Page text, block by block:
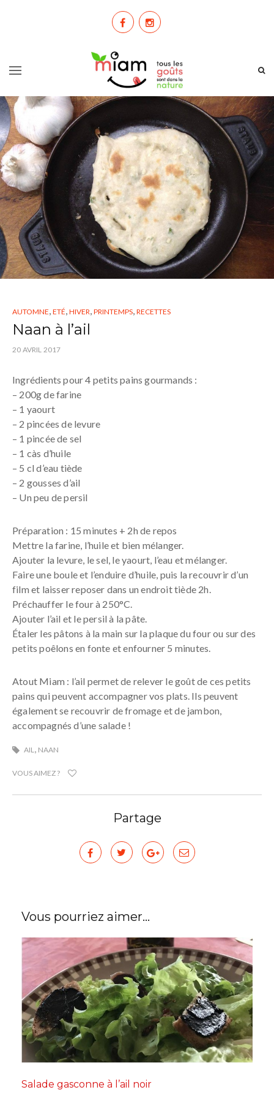
AUTOMNE, ETÉ, HIVER, PRINTEMPS, RECETTES
Naan à l’ail
20 AVRIL 2017
Ingrédients pour 4 petits pains gourmands :
– 200g de farine
– 1 yaourt
– 2 pincées de levure
– 1 pincée de sel
– 1 càs d’huile
– 5 cl d’eau tiède
– 2 gousses d’ail
– Un peu de persil
Préparation : 15 minutes + 2h de repos
Mettre la farine, l’huile et bien mélanger.
Ajouter la levure, le sel, le yaourt, l’eau et mélanger.
Faire une boule et l’enduire d’huile, puis la recouvrir d’un
film et laisser reposer dans un endroit tiède 2h.
Préchauffer le four à 250°C.
Ajouter l’ail et le persil à la pâte.
Étaler les pâtons à la main sur la plaque du four ou sur des
petits poêlons en fonte et enfourner 5 minutes.
Atout Miam : l’ail permet de relever le goût de ces petits
pains qui peuvent accompagner vos plats. Ils peuvent
également se recouvrir de fromage et de jambon,
accompagnés d’une salade !
AIL, NAAN
VOUS AIMEZ ?
Partage
Vous pourriez aimer...
Salade gasconne à l’ail noir